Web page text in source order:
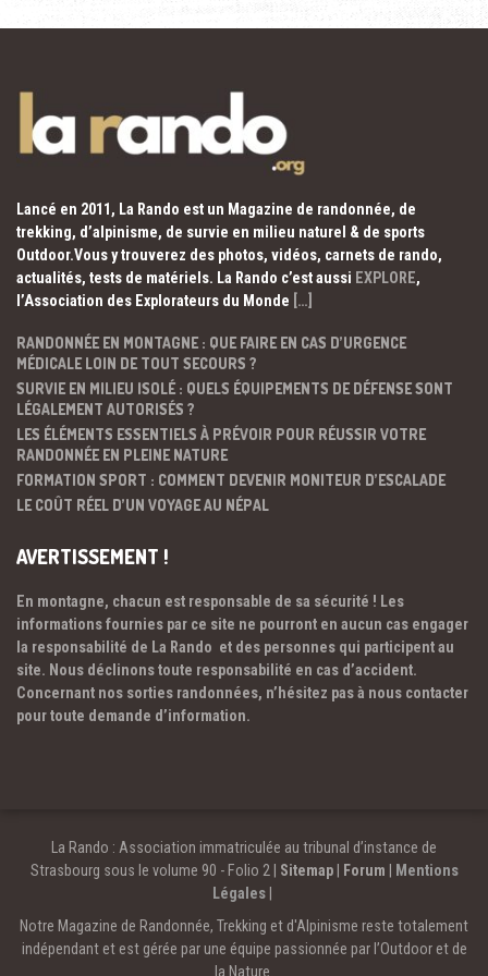
Lancé en 2011, La Rando est un Magazine de randonnée, de
trekking, d’alpinisme, de survie en milieu naturel & de sports
Outdoor.Vous y trouverez des photos, vidéos, carnets de rando,
actualités, tests de matériels. La Rando c’est aussi EXPLORE,
l’Association des Explorateurs du Monde […]
RANDONNÉE EN MONTAGNE : QUE FAIRE EN CAS D’URGENCE
MÉDICALE LOIN DE TOUT SECOURS ?
SURVIE EN MILIEU ISOLÉ : QUELS ÉQUIPEMENTS DE DÉFENSE SONT
LÉGALEMENT AUTORISÉS ?
LES ÉLÉMENTS ESSENTIELS À PRÉVOIR POUR RÉUSSIR VOTRE
RANDONNÉE EN PLEINE NATURE
FORMATION SPORT : COMMENT DEVENIR MONITEUR D’ESCALADE
LE COÛT RÉEL D’UN VOYAGE AU NÉPAL
AVERTISSEMENT !
En montagne, chacun est responsable de sa sécurité ! Les
informations fournies par ce site ne pourront en aucun cas engager
la responsabilité de La Rando et des personnes qui participent au
site. Nous déclinons toute responsabilité en cas d’accident.
Concernant nos sorties randonnées, n’hésitez pas à nous contacter
pour toute demande d’information.
La Rando : Association immatriculée au tribunal d’instance de
Strasbourg sous le volume 90 - Folio 2 | Sitemap| Forum
Mentions
Légales
Notre Magazine de Randonnée, Trekking et d'Alpinisme reste totalement
indépendant et est gérée par une équipe passionnée par l’Outdoor et de
la Nature.